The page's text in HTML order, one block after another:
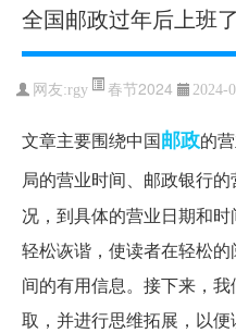
全国邮政过年后上班
网友:rgy 春节2024 2024-
文章主要围绕中国邮政的
局的营业时间、邮政银行的
况，到具体的营业日期和
轻松诙谐，使读者在轻松
间的有用信息。接下来，
取，并进行思维拓展，以